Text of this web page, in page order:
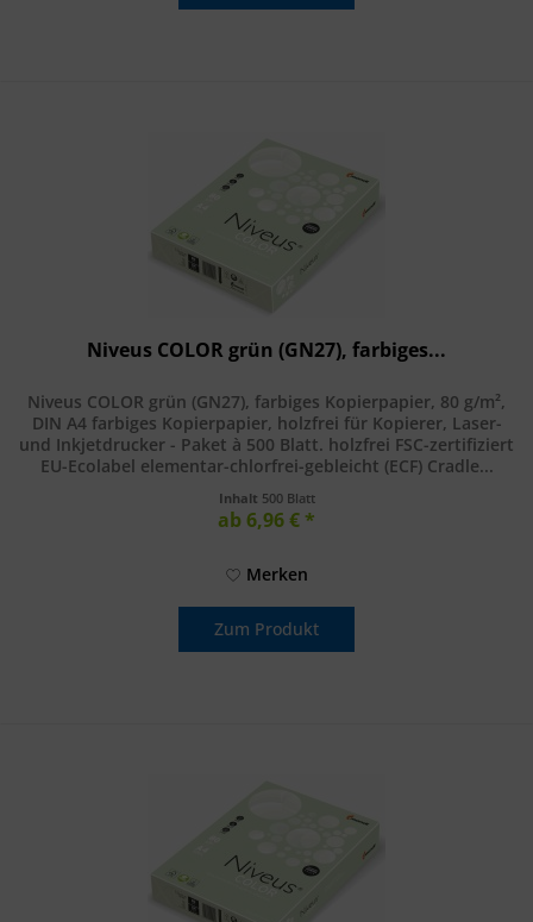
Niveus COLOR grün (GN27), farbiges...
Niveus COLOR grün (GN27), farbiges Kopierpapier, 80 g/m²,
DIN A4 farbiges Kopierpapier, holzfrei für Kopierer, Laser-
und Inkjetdrucker - Paket à 500 Blatt. holzfrei FSC-zertifiziert
EU-Ecolabel elementar-chlorfrei-gebleicht (ECF) Cradle...
Inhalt 500 Blatt
ab 6,96 € *
Merken
Zum Produkt